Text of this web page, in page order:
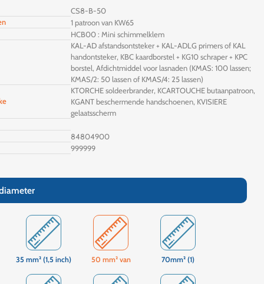
CS8-B-50
1 patroon van KW65
HCB00 : Mini schimmelklem
KAL-AD afstandsontsteker + KAL-ADLG primers of KAL
handontsteker, KBC kaardborstel + KG10 schraper + KPC
borstel, Afdichtmiddel voor lasnaden (KMAS: 100 lassen;
KMAS/2: 50 lassen of KMAS/4: 25 lassen)
KTORCHE soldeerbrander, KCARTOUCHE butaanpatroon,
KGANT beschermende handschoenen, KVISIERE
gelaatsscherm
84804900
999999
35 mm² (1,5 inch) 50 mm² van 70mm² (1)